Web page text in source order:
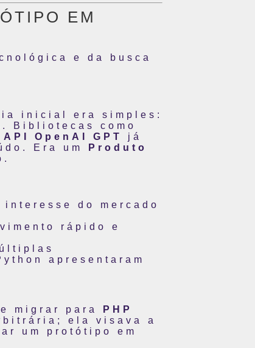
EM
e da busca
inicial era simples:
Bibliotecas como
API OpenAI GPT
já
Era um
Produto
do mercado
rápido e
apresentaram
migrar para
PHP
ela visava a
um protótipo em